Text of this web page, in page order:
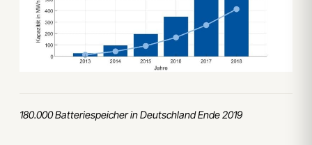
180.000 Batteriespeicher in Deutschland Ende 2019